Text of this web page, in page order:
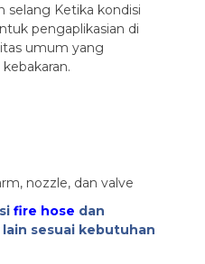
selang Ketika kondisi
pengaplikasian di
umum yang
nozzle, dan valve
fire hose dan
lain sesuai kebutuhan